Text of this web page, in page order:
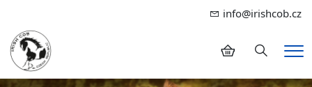
info@irishcob.cz
Hledání